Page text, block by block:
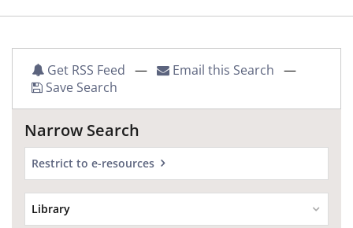
Get RSS Feed — Email this Search —
Save Search
Narrow Search
Restrict to e-resources
Library